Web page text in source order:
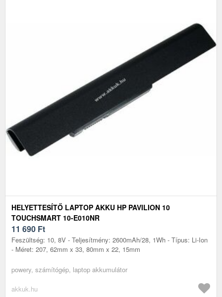
HELYETTESÍTŐ LAPTOP AKKU HP PAVILION 10
TOUCHSMART 10-E010NR
11 690 Ft
Feszültség: 10, 8V - Teljesítmény: 2600mAh/28, 1Wh - Típus: Li-Ion
- Méret: 207, 62mm x 33, 80mm x 22, 15mm
powery, számítógép, laptop akkumulátor
akkuk.hu